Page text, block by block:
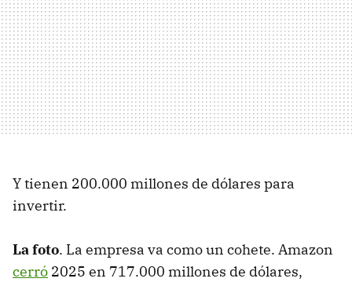
Y tienen 200.000 millones de dólares para
invertir.
La foto. La empresa va como un cohete. Amazon
cerró 2025 en 717.000 millones de dólares,